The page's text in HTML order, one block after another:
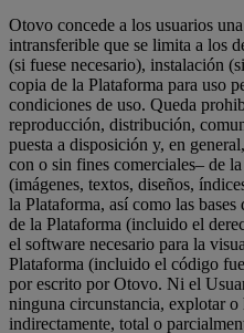
Otovo concede a los usuarios
intransferible que se limita a los
(si fuese necesario), instalación
copia de la Plataforma para uso
condiciones de uso. Queda
reproducción, distribución,
puesta a disposición y, en
con o sin fines comerciales– de
(imágenes, textos, diseños,
la Plataforma, así como las bases
de la Plataforma (incluido el
el software necesario para la
Plataforma (incluido el código
por escrito por Otovo. Ni el
ninguna circunstancia, explotar
indirectamente, total o